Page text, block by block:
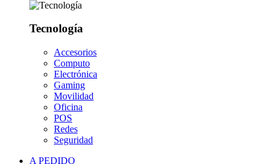
Tecnología
Accesorios
Computo
Electrónica
Gaming
Movilidad
Oficina
POS
Redes
Seguridad
A PEDIDO